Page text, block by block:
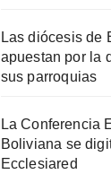
Las diócesis de
apuestan por la
sus parroquias
La Conferencia
Boliviana se
Ecclesiared